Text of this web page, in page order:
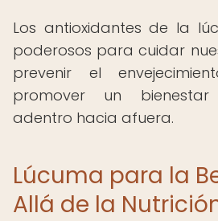
Los antioxidantes de la
poderosos para cuidar
prevenir el
promover un
adentro hacia afuera.
Lúcuma para la
Allá de la